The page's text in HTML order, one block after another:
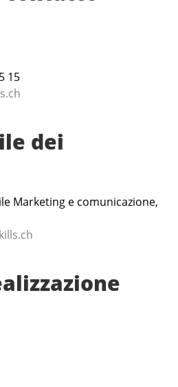
15
dei
Marketing e comunicazione,